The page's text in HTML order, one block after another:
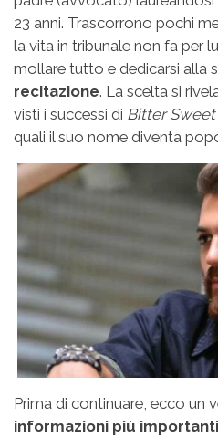
23 anni. Trascorrono pochi
la vita in tribunale non fa per
mollare tutto e dedicarsi alla
recitazione. La scelta si
visti i successi di Bitter Sweet
quali il suo nome diventa
Prima di continuare, ecco un
informazioni più importanti